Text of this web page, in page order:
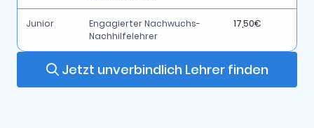
Junior
Engagierter Nachwuchs-
Nachhilfelehrer
17,50€
Jetzt unverbindlich Lehrer finden